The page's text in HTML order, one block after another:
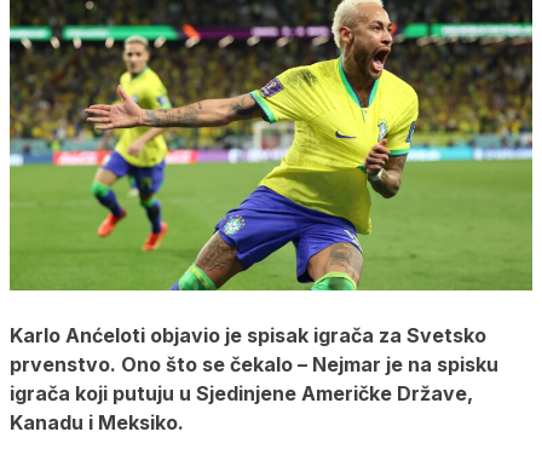
Karlo Anćeloti objavio je spisak igrača za Svetsko
prvenstvo. Ono što se čekalo – Nejmar je na spisku
igrača koji putuju u Sjedinjene Američke Države,
Kanadu i Meksiko.